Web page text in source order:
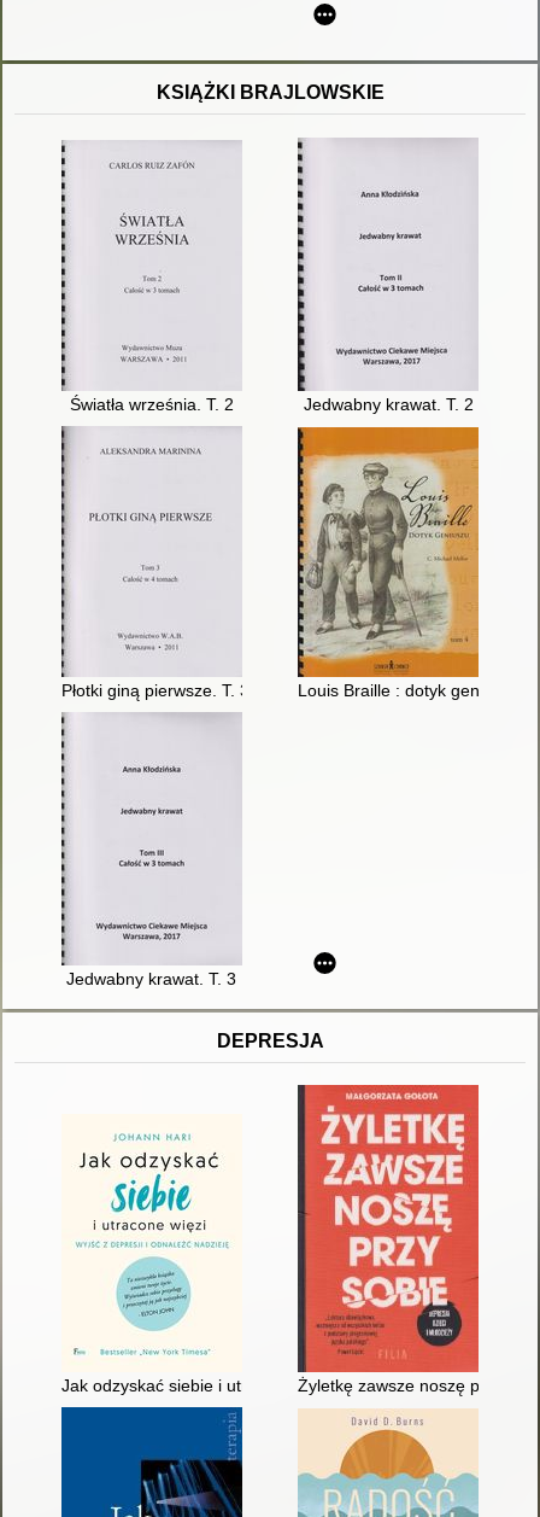
KSIĄŻKI BRAJLOWSKIE
Światła września. T. 2 Jedwabny krawat. T. 2
Płotki giną pierwsze. T. 3 Louis Braille : dotyk geniuszu.
Jedwabny krawat. T. 3
DEPRESJA
Jak odzyskać siebie i utracone więziŻyletkę zawsze noszę przy